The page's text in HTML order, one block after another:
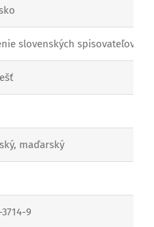
slovenských spisovateľov v
maďarský
9